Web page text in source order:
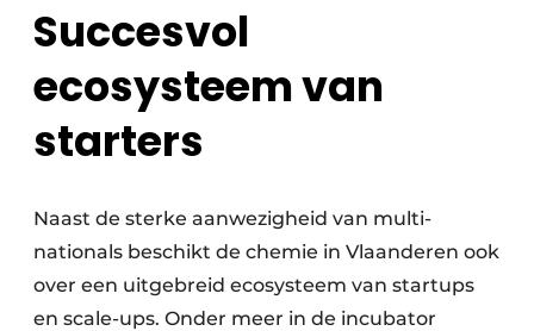
Succesvol
ecosysteem van
starters
Naast de sterke aanwezigheid van multi­
nationals beschikt de chemie in Vlaanderen ook
over een uitgebreid ecosysteem van startups
en scale-ups. Onder meer in de incubator